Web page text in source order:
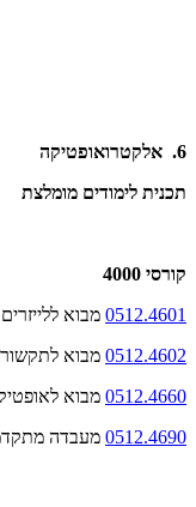
6. אלקטרואופטיקה
תכנית לימודים מומלצת
קורסי 4000
0512.4601 מבוא ללייזרים
0512.4602 מבוא
0512.4660 מבוא
0512.4690 מעבדה